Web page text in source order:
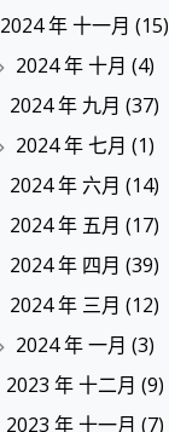
2024 年 十一月 (15)
2024 年 十月 (4)
2024 年 九月 (37)
2024 年 七月 (1)
2024 年 六月 (14)
2024 年 五月 (17)
2024 年 四月 (39)
2024 年 三月 (12)
2024 年 一月 (3)
2023 年 十二月 (9)
2023 年 十一月 (7)